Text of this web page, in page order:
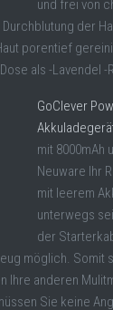
und frei von
der
porentief
als -Lavendel -
GoClever
mit 8000mAh
Neuware Ihr
mit leerem
unterwegs
der
möglich. Somit
Ihre anderen
Sie keine